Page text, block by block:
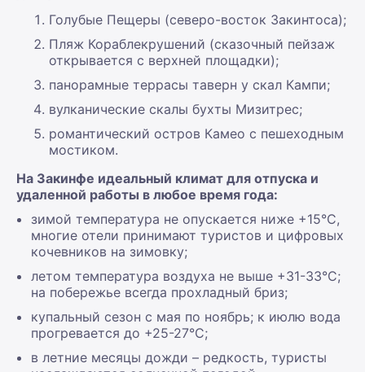
Голубые Пещеры (северо-восток Закинтоса);
Пляж Кораблекрушений (сказочный пейзаж
открывается с верхней площадки);
панорамные террасы таверн у скал Кампи;
вулканические скалы бухты Мизитрес;
романтический остров Камео с пешеходным
мостиком.
На Закинфе идеальный климат для отпуска и
удаленной работы в любое время года:
зимой температура не опускается ниже +15°С,
многие отели принимают туристов и цифровых
кочевников на зимовку;
летом температура воздуха не выше +31-33°С;
на побережье всегда прохладный бриз;
купальный сезон с мая по ноябрь; к июлю вода
прогревается до +25-27°С;
в летние месяцы дожди – редкость, туристы